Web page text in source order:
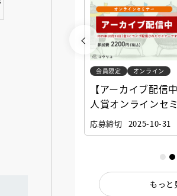
会員限定 オンライン
【アーカイブ配信
人賞オンラインセ
と担当編集者が語
講座」
応募締切 2025-10-31
もっと